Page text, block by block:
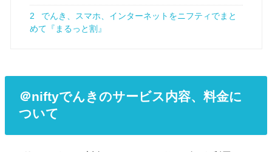
2
でんき、スマホ、インターネットをニフティでまと
めて『まるっと割』
＠niftyでんきのサービス内容、料金に
ついて